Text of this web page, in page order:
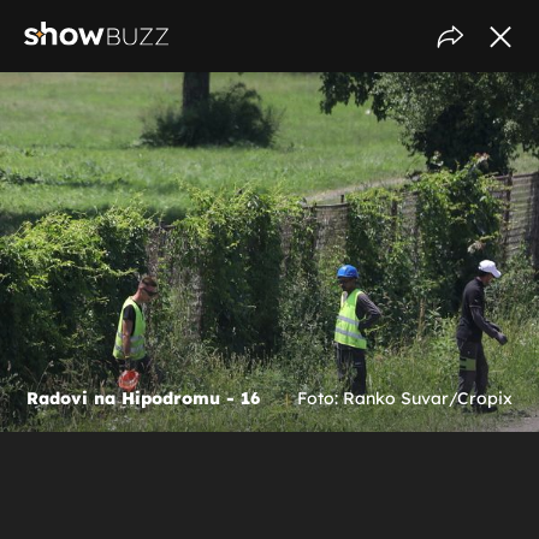
Radovi na Hipodromu - 16 Foto: Ranko Suvar/Cropix